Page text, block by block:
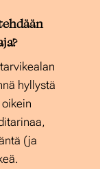
hyllystä
(ja